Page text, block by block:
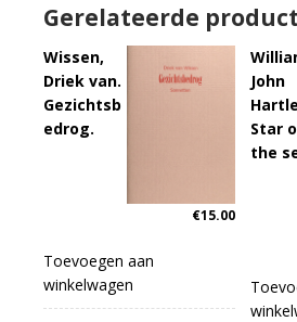
Gerelateerde
Wissen,
Driek van.
Gezichtsb
edrog.
€15.00
Toevoegen aan
winkelwagen
John
Star
the